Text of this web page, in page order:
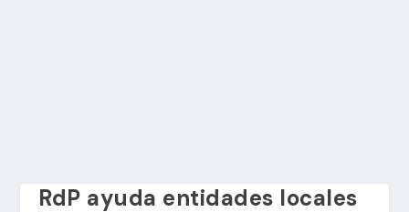
RdP ayuda entidades locales